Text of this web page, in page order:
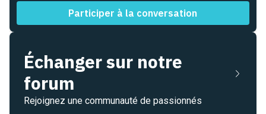
Participer à la conversation
Échanger sur notre
forum
Rejoignez une communauté de passionnés